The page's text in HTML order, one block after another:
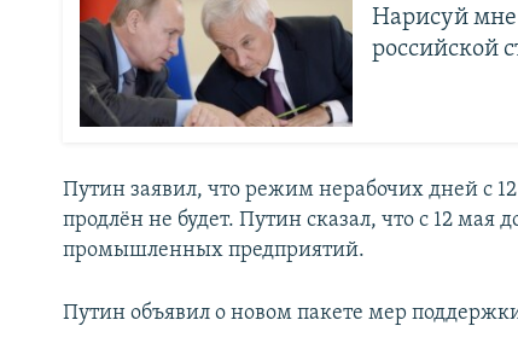
Нарисуй мне
российской
Путин заявил, что режим нерабочих дней с
продлён не будет. Путин сказал, что с 12 мая
промышленных предприятий.
Путин объявил о новом пакете мер